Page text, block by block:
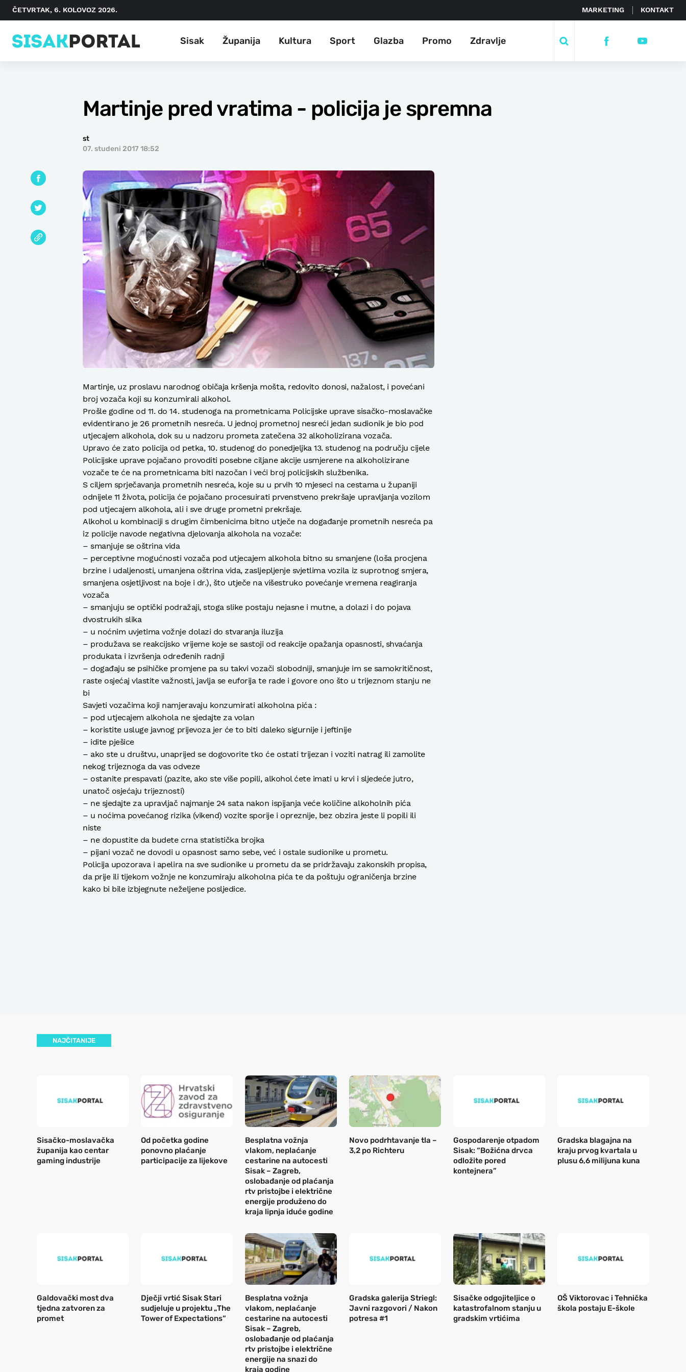
ČETVRTAK, 6. KOLOVOZ 2026. MARKETING KONTAKT
Sisak Županija Kultura Sport Glazba Promo Zdravlje
Martinje pred vratima - policija je spremna
st
07. studeni 2017 18:52
Martinje, uz proslavu narodnog običaja kršenja mošta, redovito donosi, nažalost, i povećani
broj vozača koji su konzumirali alkohol.
Prošle godine od 11. do 14. studenoga na prometnicama Policijske uprave sisačko-moslavačke
evidentirano je 26 prometnih nesreća. U jednoj prometnoj nesreći jedan sudionik je bio pod
utjecajem alkohola, dok su u nadzoru prometa zatečena 32 alkoholizirana vozača.
Upravo će zato policija od petka, 10. studenog do ponedjeljka 13. studenog na području cijele
Policijske uprave pojačano provoditi posebne ciljane akcije usmjerene na alkoholizirane
vozače te će na prometnicama biti nazočan i veći broj policijskih službenika.
S ciljem sprječavanja prometnih nesreća, koje su u prvih 10 mjeseci na cestama u županiji
odnijele 11 života, policija će pojačano procesuirati prvenstveno prekršaje upravljanja vozilom
pod utjecajem alkohola, ali i sve druge prometni prekršaje.
Alkohol u kombinaciji s drugim čimbenicima bitno utječe na događanje prometnih nesreća pa
iz policije navode negativna djelovanja alkohola na vozače:
– smanjuje se oštrina vida
– perceptivne mogućnosti vozača pod utjecajem alkohola bitno su smanjene (loša procjena
brzine i udaljenosti, umanjena oštrina vida, zasljepljenje svjetlima vozila iz suprotnog smjera,
smanjena osjetljivost na boje i dr.), što utječe na višestruko povećanje vremena reagiranja
vozača
– smanjuju se optički podražaji, stoga slike postaju nejasne i mutne, a dolazi i do pojava
dvostrukih slika
– u noćnim uvjetima vožnje dolazi do stvaranja iluzija
– produžava se reakcijsko vrijeme koje se sastoji od reakcije opažanja opasnosti, shvaćanja
produkata i izvršenja određenih radnji
– događaju se psihičke promjene pa su takvi vozači slobodniji, smanjuje im se samokritičnost,
raste osjećaj vlastite važnosti, javlja se euforija te rade i govore ono što u trijeznom stanju ne
bi
Savjeti vozačima koji namjeravaju konzumirati alkoholna pića :
– pod utjecajem alkohola ne sjedajte za volan
– koristite usluge javnog prijevoza jer će to biti daleko sigurnije i jeftinije
– idite pješice
– ako ste u društvu, unaprijed se dogovorite tko će ostati trijezan i voziti natrag ili zamolite
nekog trijeznoga da vas odveze
– ostanite prespavati (pazite, ako ste više popili, alkohol ćete imati u krvi i sljedeće jutro,
unatoč osjećaju trijeznosti)
– ne sjedajte za upravljač najmanje 24 sata nakon ispijanja veće količine alkoholnih pića
– u noćima povećanog rizika (vikend) vozite sporije i opreznije, bez obzira jeste li popili ili
niste
– ne dopustite da budete crna statistička brojka
– pijani vozač ne dovodi u opasnost samo sebe, već i ostale sudionike u prometu.
Policija upozorava i apelira na sve sudionike u prometu da se pridržavaju zakonskih propisa,
da prije ili tijekom vožnje ne konzumiraju alkoholna pića te da poštuju ograničenja brzine
kako bi bile izbjegnute neželjene posljedice.
NAJČITANIJE
Sisačko-moslavačka
županija kao centar
gaming industrije
Od početka godine
ponovno plaćanje
participacije za lijekove
Besplatna vožnja
vlakom, neplaćanje
cestarine na autocesti
Sisak – Zagreb,
oslobađanje od plaćanja
rtv pristojbe i električne
energije produženo do
kraja lipnja iduće godine
Novo podrhtavanje tla –
3,2 po Richteru
Gospodarenje otpadom
Sisak: “Božićna drvca
odložite pored
kontejnera”
Gradska blagajna na
kraju prvog kvartala u
plusu 6,6 milijuna kuna
Galdovački most dva
tjedna zatvoren za
promet
Dječji vrtić Sisak Stari
sudjeluje u projektu „The
Tower of Expectations“
Besplatna vožnja
vlakom, neplaćanje
cestarine na autocesti
Sisak – Zagreb,
oslobađanje od plaćanja
rtv pristojbe i električne
energije na snazi do
kraja godine
Gradska galerija Striegl:
Javni razgovori / Nakon
potresa #1
Sisačke odgojiteljice o
katastrofalnom stanju u
gradskim vrtićima
OŠ Viktorovac i Tehnička
škola postaju E-škole